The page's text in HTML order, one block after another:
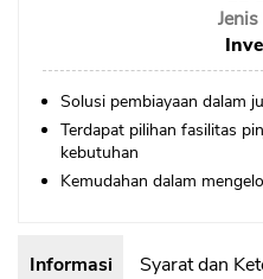
Solusi pembiayaan dalam
Terdapat pilihan fasilitas
kebutuhan
Kemudahan dalam
Informasi Syarat dan